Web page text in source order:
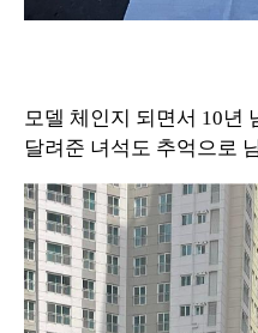
모델 체인지 되면서 10년
달려준 녀석도 추억으로